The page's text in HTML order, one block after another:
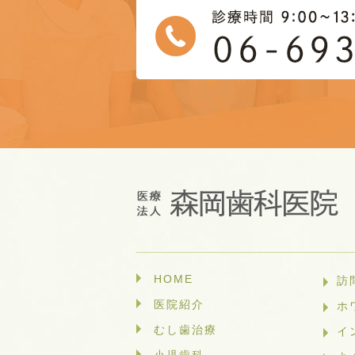
HOME
医院紹介
むし歯治療
訪
ホ
イ